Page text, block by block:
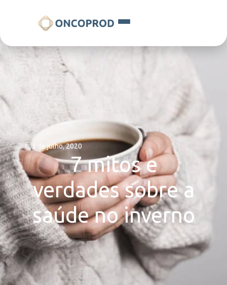
3 de julho, 2020
7 mitos e
verdades sobre a
saúde no inverno